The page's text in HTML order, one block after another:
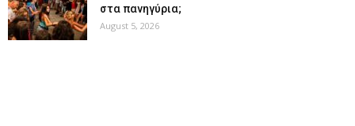
στα πανηγύρια;
August 5, 2026